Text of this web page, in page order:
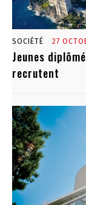
SOCIÉTÉ 27
Jeunes
recrutent